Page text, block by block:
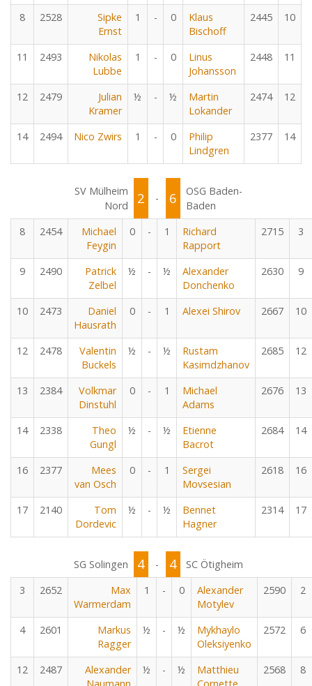
8 2528
Sipke
Ernst
1 - 0
Klaus
Bischoff
2445 10
11 2493
Nikolas
Lubbe
1 - 0
Linus
Johansson
2448 11
12 2479
Julian
Kramer
½ - ½
Martin
Lokander
2474 12
14 2494 Nico Zwirs 1 - 0
Philip
Lindgren
2377 14
SV Mülheim
Nord
2 - 6
OSG Baden-
Baden
8
2454
Michael
Feygin
0 - 1
Richard
Rapport
2715 3
9 2490
Patrick
Zelbel
½ - ½
Alexander
Donchenko
2630 9
10 2473
Daniel
Hausrath
0 - 1 Alexei Shirov 2667 10
12 2478
Valentin
Buckels
½ - ½
Rustam
Kasimdzhanov
2685 12
13 2384
Volkmar
Dinstuhl
0 - 1
Michael
Adams
2676 13
14 2338
Theo
Gungl
½ - ½
Etienne
Bacrot
2684 14
16 2377
Mees
van Osch
0 - 1
Sergei
Movsesian
2618 16
17 2140
Tom
Dordevic
½ - ½
Bennet
Hagner
2314 17
SG Solingen 4 - 4
SC Ötigheim
3
2652
Max
Warmerdam
1 - 0
Alexander
Motylev
2590 2
4 2601
Markus
Ragger
½ - ½
Mykhaylo
Oleksiyenko
2572 6
12 2487
Alexander
½ - ½
Matthieu
2568 8